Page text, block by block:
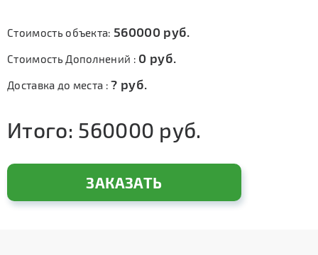
Стоимость объекта: 560000 руб.
Стоимость Дополнений : 0 руб.
Доставка до места :? руб.
Итого: 560000 руб.
ЗАКАЗАТЬ